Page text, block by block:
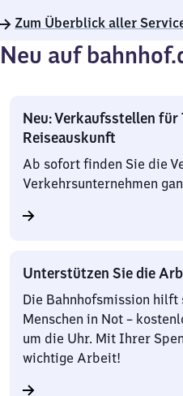
Zum Überblick aller
Neu auf
Neu: Verkaufsstellen für
Reiseauskunft
Ab sofort finden Sie die
Verkehrsunternehmen
Unterstützen Sie die
Die Bahnhofsmission
Menschen in Not –
um die Uhr. Mit Ihrer
wichtige Arbeit!